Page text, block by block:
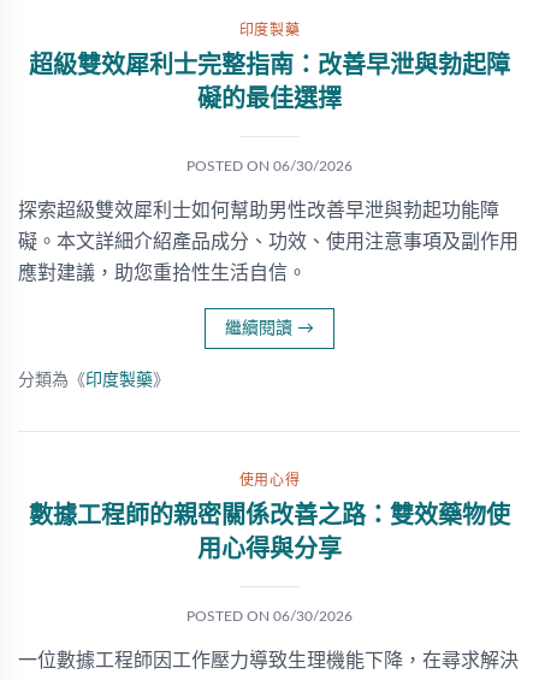
印度製藥
超級雙效犀利士完整指南：改善早泄與勃起障
礙的最佳選擇
POSTED ON 06/30/2026
探索超級雙效犀利士如何幫助男性改善早泄與勃起功能障
礙。本文詳細介紹產品成分、功效、使用注意事項及副作用
應對建議，助您重拾性生活自信。
繼續閱讀 →
分類為《印度製藥》
使用心得
數據工程師的親密關係改善之路：雙效藥物使
用心得與分享
POSTED ON 06/30/2026
一位數據工程師因工作壓力導致生理機能下降，在尋求解決